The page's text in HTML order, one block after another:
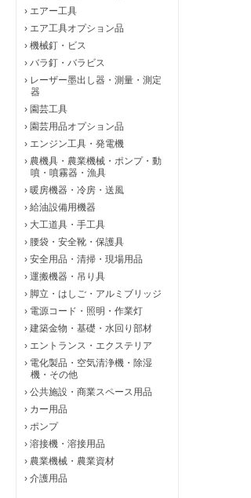
› エアー工具
› エア工具オプション品
› 機械釘・ビス
› バラ釘・バラビス
› レーザー墨出し器・測量・測定
器
› 園芸工具
› 園芸用品オプション品
› エンジン工具・発電機
› 農機具・農業機械・ポンプ・動
噴・噴霧器・漁具
› 暖房機器・冷房・送風
› 給油設備用機器
› 大工道具・手工具
› 腰袋・安全靴・保護具
› 安全用品・清掃・現場用品
› 運搬機器・吊り具
› 脚立・はしご・アルミブリッジ
› 電源コード・照明・作業灯
› 建築金物・基礎・水回り部材
› エントランス・エクステリア
› 電化製品・空気清浄機・除湿
機・その他
› 公共施設・商業スペース用品
› カー用品
› ポンプ
› 溶接機・溶接用品
› 農業機械・農業資材
› 介護用品